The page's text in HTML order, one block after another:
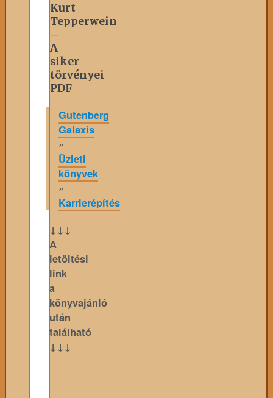
Kurt
Tepperwein
–
A
siker
törvényei
PDF
Gutenberg
Galaxis
»
Üzleti
könyvek
»
Karrierépítés
↓↓↓
A
letöltési
link
a
könyvajánló
után
található
↓↓↓